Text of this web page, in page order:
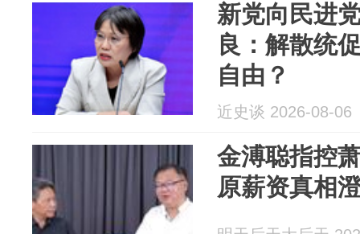
新党向民进
良：解散统
自由？
近史谈 2026-08-06
金溥聪指控
原薪资真相